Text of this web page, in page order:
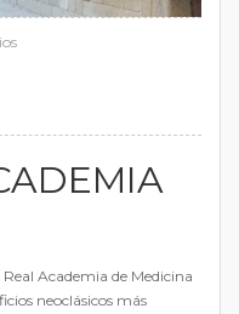
Academia de Medicina
neoclásicos más